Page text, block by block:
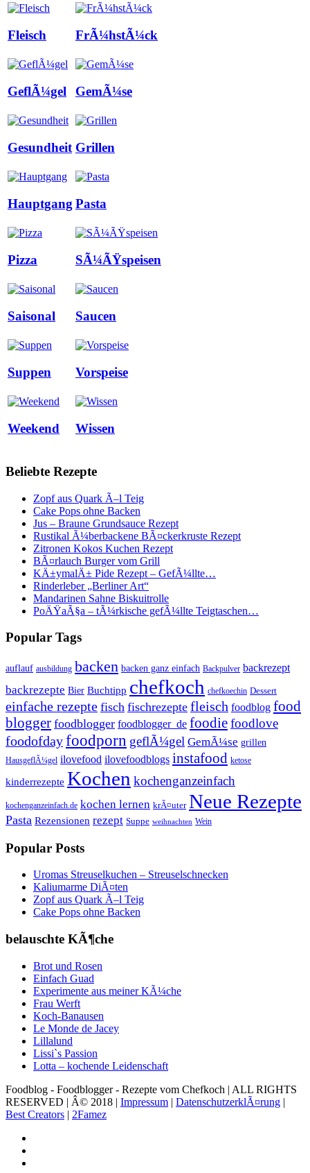
Fleisch FrÃ¼hstÃ¼ck
GeflÃ¼gel GemÃ¼se
Gesundheit Grillen
Hauptgang Pasta
Pizza SÃ¼ÃŸspeisen
Saisonal Saucen
Suppen Vorspeise
Weekend Wissen
Beliebte Rezepte
Zopf aus Quark Ã–l Teig
Cake Pops ohne Backen
Jus – Braune Grundsauce Rezept
Rustikal Ã¼berbackene BÃ¤ckerkruste Rezept
Zitronen Kokos Kuchen Rezept
BÃ¤rlauch Burger vom Grill
KÄ±ymalÄ± Pide Rezept – GefÃ¼llte…
Rinderleber „Berliner Art“
Mandarinen Sahne Biskuitrolle
PoÄŸaÃ§a – tÃ¼rkische gefÃ¼llte Teigtaschen…
Popular Tags
auflauf ausbildung backen backen ganz einfach Backpulver backrezept
backrezepte Bier Buchtipp chefkoch chefkoechin Dessert
einfache rezepte fisch fischrezepte fleisch foodblog food
blogger foodblogger foodblogger_de foodiefoodlove
foodofdayfoodporn geflÃ¼gel GemÃ¼se grillen
HausgeflÃ¼gel ilovefood ilovefoodblogs instafood ketose
kinderrezepte Kochen kochenganzeinfach
kochenganzeinfach.de kochen lernen krÃ¤uter Neue Rezepte
Pasta Rezensionen rezept Suppe weihnachten Wein
Popular Posts
Uromas Streuselkuchen – Streuselschnecken
Kaliumarme DiÃ¤ten
Zopf aus Quark Ã–l Teig
Cake Pops ohne Backen
belauschte KÃ¶che
Brot und Rosen
Einfach Guad
Experimente aus meiner KÃ¼che
Frau Werft
Koch-Banausen
Le Monde de Jacey
Lillalund
Lissi`s Passion
Lotta – kochende Leidenschaft
Foodblog - Foodblogger - Rezepte vom Chefkoch | ALL RIGHTS
RESERVED | Â© 2018 | Impressum | DatenschutzerklÃ¤rung |
Best Creators | 2Famez